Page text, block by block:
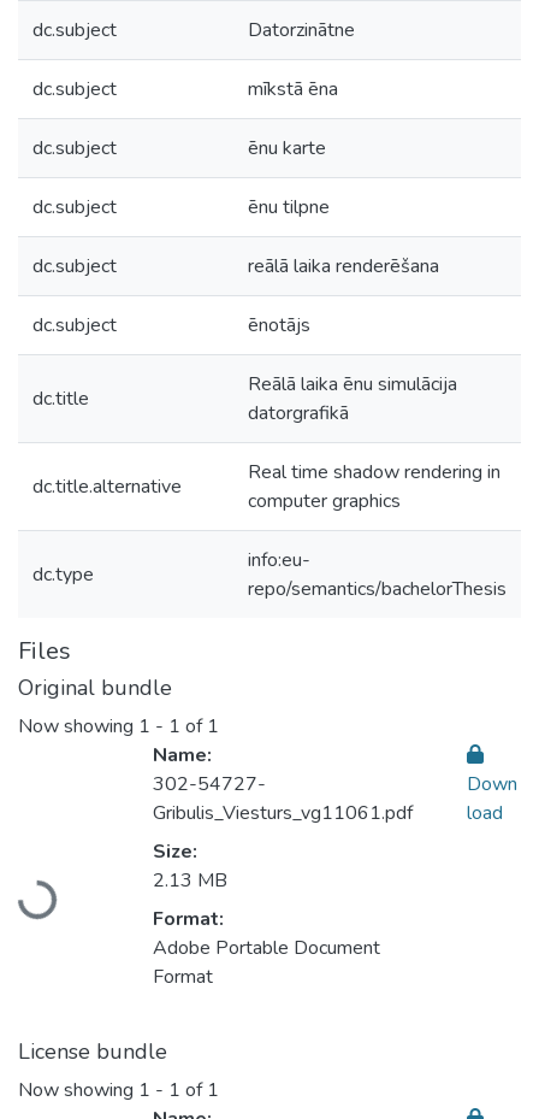
dc.subject Datorzinātne
dc.subject mīkstā ēna
dc.subject ēnu karte
dc.subject ēnu tilpne
dc.subject reālā laika renderēšana
dc.subject ēnotājs
dc.title
Reālā laika ēnu simulācija
datorgrafikā
dc.title.alternative
Real time shadow rendering in
computer graphics
dc.type
info:eu-
repo/semantics/bachelorThesis
Files
Original bundle
Now showing 1 - 1 of 1
Loading...
Name:
302-54727-
Gribulis_Viesturs_vg11061.pdf
Size:
2.13 MB
Format:
Adobe Portable Document
Format
Down
load
License bundle
Now showing 1 - 1 of 1